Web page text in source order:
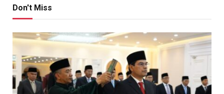
Don't Miss